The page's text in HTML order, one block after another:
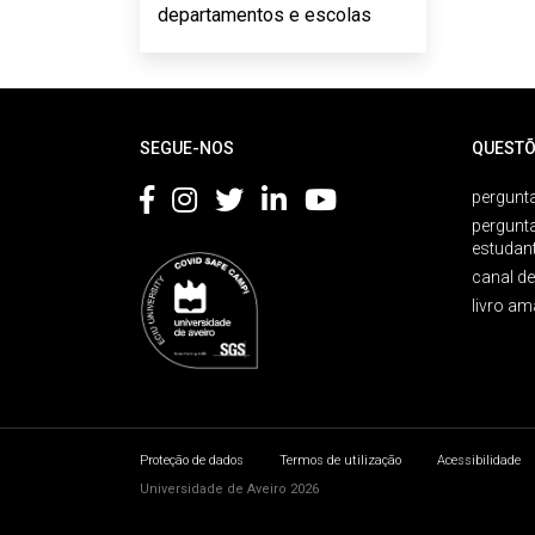
departamentos e escolas
SEGUE-NOS
canal
livro
Proteção de dados Termos de utilização
Acessibilidade
Universidade de Aveiro 2026